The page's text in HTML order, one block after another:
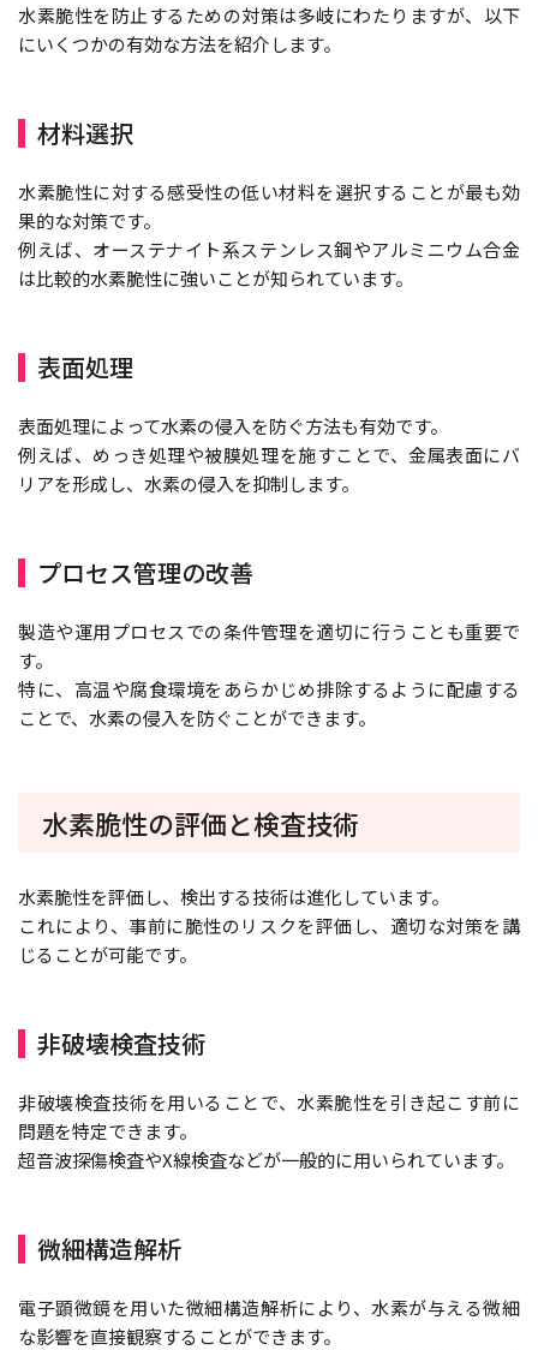
水素脆性を防止するための対策は多岐にわたりますが、以下
にいくつかの有効な方法を紹介します。
材料選択
水素脆性に対する感受性の低い材料を選択することが最も効
果的な対策です。
例えば、オーステナイト系ステンレス鋼やアルミニウム合金
は比較的水素脆性に強いことが知られています。
表面処理
表面処理によって水素の侵入を防ぐ方法も有効です。
例えば、めっき処理や被膜処理を施すことで、金属表面にバ
リアを形成し、水素の侵入を抑制します。
プロセス管理の改善
製造や運用プロセスでの条件管理を適切に行うことも重要で
す。
特に、高温や腐食環境をあらかじめ排除するように配慮する
ことで、水素の侵入を防ぐことができます。
水素脆性の評価と検査技術
水素脆性を評価し、検出する技術は進化しています。
これにより、事前に脆性のリスクを評価し、適切な対策を講
じることが可能です。
非破壊検査技術
非破壊検査技術を用いることで、水素脆性を引き起こす前に
問題を特定できます。
超音波探傷検査やX線検査などが一般的に用いられています。
微細構造解析
電子顕微鏡を用いた微細構造解析により、水素が与える微細
な影響を直接観察することができます。